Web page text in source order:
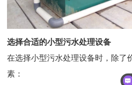
选择合适的小型污水处理设备
在选择小型污水处理设备时，除了
素：